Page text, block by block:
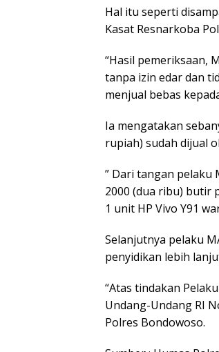
Hal itu seperti
Kasat Resnarkoba
“Hasil pemeriksaan,
tanpa izin edar dan
menjual bebas
Ia mengatakan
rupiah) sudah dijual
” Dari tangan pelaku
2000 (dua ribu) butir
1 unit HP Vivo Y91
Selanjutnya pelaku
penyidikan lebih
“Atas tindakan
Undang-Undang RI
Polres Bondowoso.